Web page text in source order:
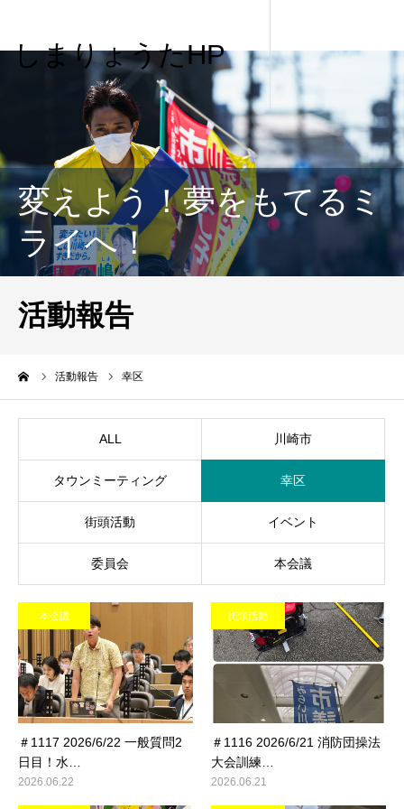
しまりょうたHP
変えよう！夢をもてるミ
ライへ！
活動報告
活動報告 幸区
ALL 川崎市
タウンミーティング 幸区
街頭活動 イベント
委員会 本会議
本会議
＃1117 2026/6/22 一般質問2
日目！水…
2026.06.22
街頭活動
＃1116 2026/6/21 消防団操法
大会訓練…
2026.06.21